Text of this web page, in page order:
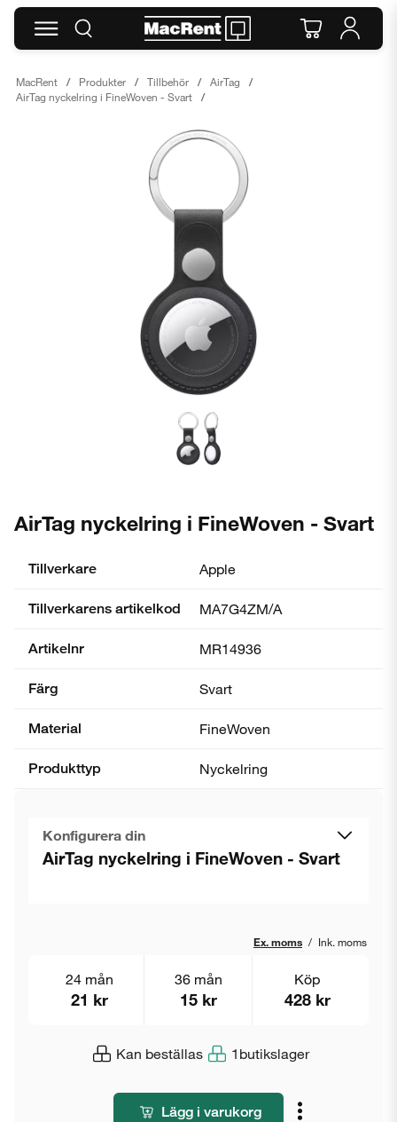
MacRent Produkter Tillbehör
AirTag
AirTag nyckelring i FineWoven - Svart
AirTag nyckelring i FineWoven - Svart
Tillverkare Apple
Tillverkarens artikelkod MA7G4ZM/A
Artikelnr MR14936
Färg Svart
Material FineWoven
Produkttyp Nyckelring
Konfigurera din
AirTag nyckelring i FineWoven - Svart
Ex. moms / Ink. moms
Kan beställas 1 butikslager
24 mån
21 kr
36 mån
15 kr
Köp
428 kr
Lägg i varukorg